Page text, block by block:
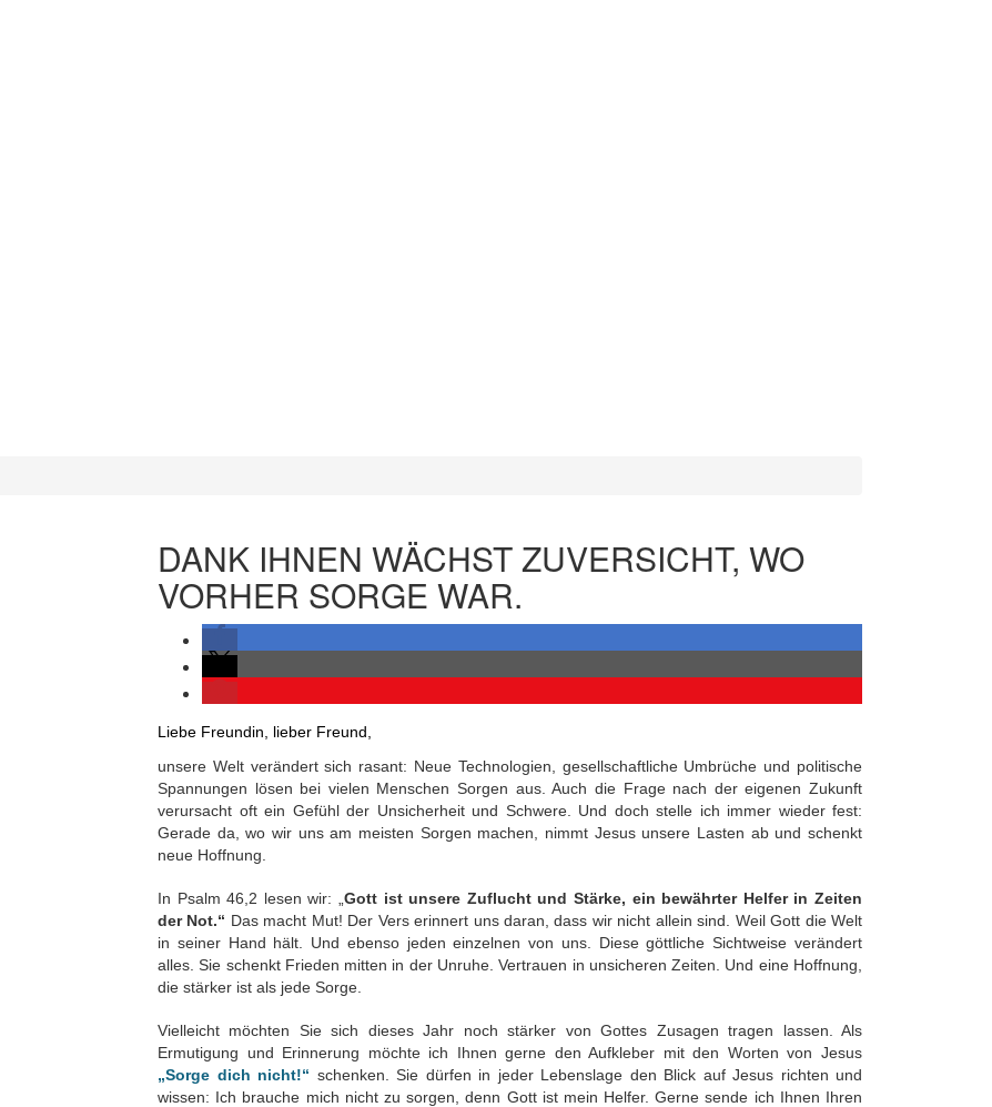
DANK IHNEN WÄCHST ZUVERSICHT, WO
VORHER SORGE WAR.
Liebe Freundin, lieber Freund,
unsere Welt verändert sich rasant: Neue Technologien, gesellschaftliche Umbrüche und politische
Spannungen lösen bei vielen Menschen Sorgen aus. Auch die Frage nach der eigenen Zukunft
verursacht oft ein Gefühl der Unsicherheit und Schwere. Und doch stelle ich immer wieder fest:
Gerade da, wo wir uns am meisten Sorgen machen, nimmt Jesus unsere Lasten ab und schenkt
neue Hoffnung.
In Psalm 46,2 lesen wir: „ Gott ist unsere Zuflucht und Stärke, ein bewährter Helfer in Zeiten
der Not.“ Das macht Mut! Der Vers erinnert uns daran, dass wir nicht allein sind. Weil Gott die Welt
in seiner Hand hält. Und ebenso jeden einzelnen von uns. Diese göttliche Sichtweise verändert
alles. Sie schenkt Frieden mitten in der Unruhe. Vertrauen in unsicheren Zeiten. Und eine Hoffnung,
die stärker ist als jede Sorge.
Vielleicht möchten Sie sich dieses Jahr noch stärker von Gottes Zusagen tragen lassen. Als
Ermutigung und Erinnerung möchte ich Ihnen gerne den Aufkleber mit den Worten von Jesus
„Sorge dich nicht!“ schenken. Sie dürfen in jeder Lebenslage den Blick auf Jesus richten und
wissen: Ich brauche mich nicht zu sorgen, denn Gott ist mein Helfer. Gerne sende ich Ihnen Ihren